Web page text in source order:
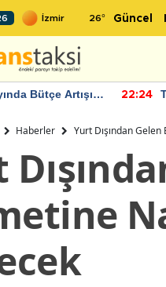
26° Güncel
Bütçe Artışı
22:24
Haberler Yurt Dışından